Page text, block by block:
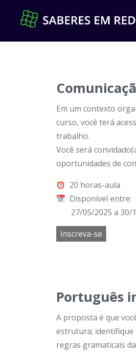
Em um contexto
curso, você terá
trabalho.
Você será
oportunidades de
20 horas-aula
Disponível entre:
27/05/2025 a 30/
Inscreva-se
Português
A proposta é que
estrutura; identifique
regras gramaticais